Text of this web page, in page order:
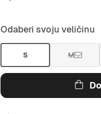
Odaberi svoju veličinu
S M